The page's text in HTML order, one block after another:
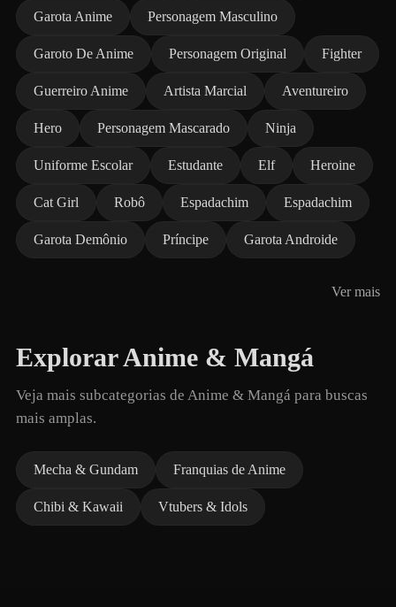
Garota Anime Personagem Masculino
Garoto De Anime Personagem Original Fighter
Guerreiro Anime Artista Marcial Aventureiro
Hero Personagem Mascarado Ninja
Uniforme Escolar Estudante Elf Heroine
Cat Girl Robô Espadachim Espadachim
Garota Demônio Príncipe Garota Androide
Ver mais
Explorar Anime & Mangá
Veja mais subcategorias de Anime & Mangá para buscas
mais amplas.
Mecha & Gundam Franquias de Anime
Chibi & Kawaii Vtubers & Idols